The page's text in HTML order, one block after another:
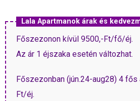
Lala Apartmanok árak és
Főszezonon kívül 9500,-Ft/fő/éj.
Az ár 1 éjszaka esetén változhat.
Főszezonban (jún.24-aug28) 4 fős
Ft/éj.